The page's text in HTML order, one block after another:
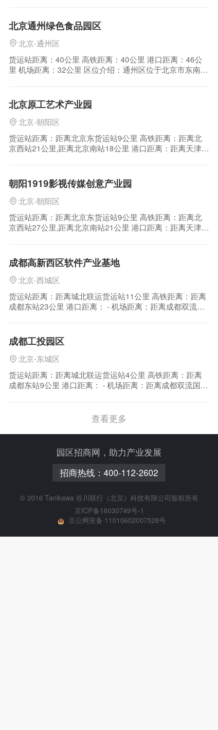
首都机场实现无缝对接，距离市区15公里，距天津港160
公里，往来北京城区、天津港口、环
北京通州绿色食品园区
北京-通州区
货运站距离：40公里 高铁距离：40公里 港口距离：46公
里 机场距离：32公里 区位介绍：通州区位于北京市东南
河县相连，南和天津市武清区、河北省廊坊市交界。 公路
运输：通州区位于北京市东南部，京杭大
北京原工艺术产业园
北京-朝阳区
货运站距离：距离北京东货运站9公里 高铁距离：距离北
京西站21公里,距离北京南站18公里 港口距离：距离天津港
于北纬39°54′20″，东经116°25′29″，总面积
朝阳1919影视传媒创意产业园
北京-朝阳区
货运站距离：距离北京东货运站9公里 高铁距离：距离北
京西站27公里,距离北京南站21公里 港口距离：距离天津港
于北纬39°54′20″，东经116°25′29″，总面积
成都高新西区软件产业基地
北京-西城区
货运站距离：距离城北联运货运站11公里 高铁距离：距离
成都东站23公里 港口距离： - 机场距离：距离成都双流国
基地、商贸物流中心和综合交通枢纽，西部地区重要的中
心城市。成都位于四川盆地西部，成
成都工投园区
北京-东城区
货运站距离：距离城北联运货运站4公里 高铁距离：距离
成都东站9公里 港口距离： - 机场距离：距离成都双流国际
地、商贸物流中心和综合交通枢纽，西部地区重要的中心
城市。成都位于四川盆地西部，成都平
查看更多
园区招商网，助力产业发展
招商热线： 400-112-2602
© 2016 Tanikawa 谷川联行（北京）科技有限公司版权所有
京ICP备16030749号-1
京公网安备 11010602007528号